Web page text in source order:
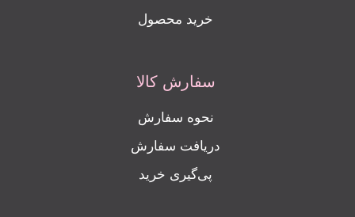
خرید محصول
سفارش کالا
نحوه سفارش
دریافت سفارش
پی‌گیری خرید